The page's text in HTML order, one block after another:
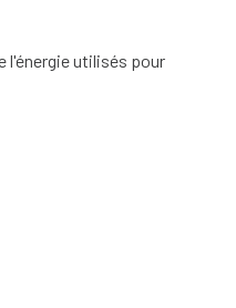
l'énergie utilisés pour